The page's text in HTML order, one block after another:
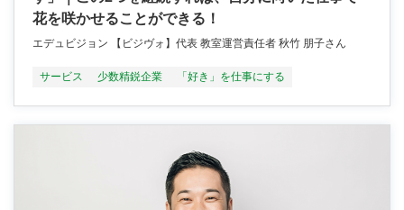
花を咲かせることができる！
エデュビジョン 【ビジヴォ】代表 教室運営責任者 秋竹 朋子さん
サービス 少数精鋭企業 「好き」を仕事にする